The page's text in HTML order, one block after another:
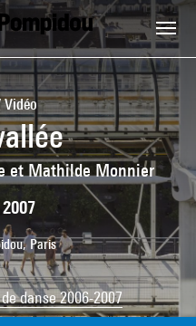
Vidéo
et Mathilde Monnier
Paris
danse 2006-2007